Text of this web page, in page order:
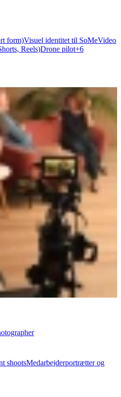
form)Visuel identitet til SoMeVideo
Reels)Drone pilot+6
shootsMedarbejderportrætter og